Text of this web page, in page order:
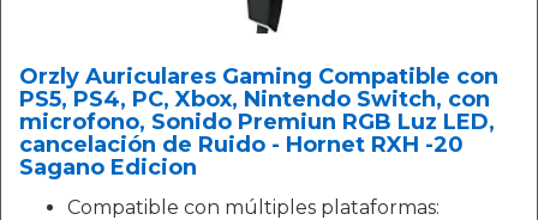
Orzly Auriculares Gaming Compatible con
PS5, PS4, PC, Xbox, Nintendo Switch, con
microfono, Sonido Premiun RGB Luz LED,
cancelación de Ruido - Hornet RXH -20
Sagano Edicion
Compatible con múltiples plataformas: